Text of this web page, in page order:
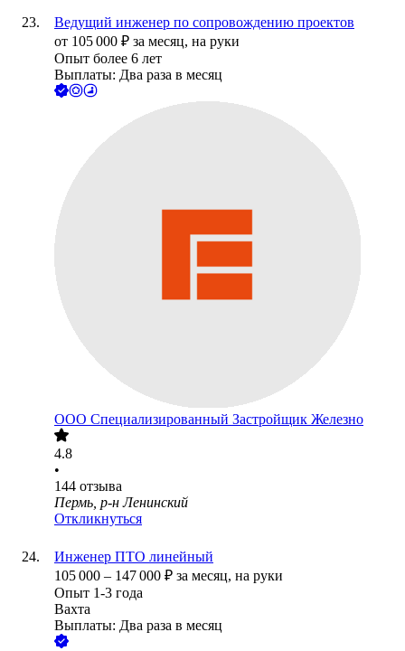
Ведущий инженер по сопровождению проектов
от 105 000 ₽ за месяц, на руки
Опыт более 6 лет
Выплаты: Два раза в месяц
ООО Специализированный Застройщик Железно
4.8
•
144 отзыва
Пермь, р-н Ленинский
Откликнуться
Инженер ПТО линейный
105 000 – 147 000 ₽ за месяц, на руки
Опыт 1-3 года
Вахта
Выплаты: Два раза в месяц